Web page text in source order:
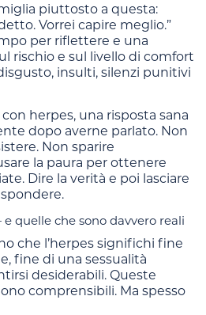
piuttosto a questa:
Vorrei capire meglio.”
per riflettere e una
rischio e sul livello di comfort
insulti, silenzi punitivi
herpes, una risposta sana
dopo averne parlato. Non
Non sparire
la paura per ottenere
Dire la verità e poi lasciare
quelle che sono davvero reali
che l’herpes significhi fine
fine di una sessualità
desiderabili. Queste
comprensibili. Ma spesso